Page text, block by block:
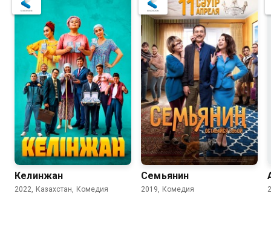
Келинжан
2022, Казахстан, Комедия
Семьянин
2019, Комедия